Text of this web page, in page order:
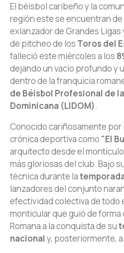
El béisbol caribeño y la
región este se encuentran
exlanzador de Grandes
de pitcheo de los Toros del
falleció este miércoles a los
dejando un vacío profundo y
dentro de la franquicia
de Béisbol Profesional de
Dominicana (LIDOM).
Conocido cariñosamente por
crónica deportiva como "El
arquitecto desde el
más gloriosas del club. Bajo
técnica durante la
lanzadores del conjunto
efectividad colectiva de todo
monticular que guió de forma
Romana a la conquista de su
nacional y, posteriormente,